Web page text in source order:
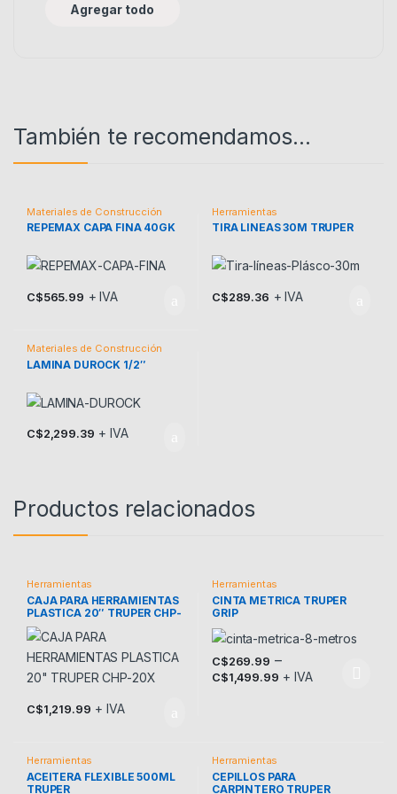
Agregar todo
También te recomendamos…
Materiales de Construcción
REPEMAX CAPA FINA 40GK
C$565.99 + IVA
Herramientas
TIRA LINEAS 30M TRUPER
C$289.36 + IVA
Materiales de Construcción
LAMINA DUROCK 1/2″
C$2,299.39 + IVA
Productos relacionados
Herramientas
CAJA PARA HERRAMIENTAS
PLASTICA 20″ TRUPER CHP-
20X
C$1,219.99 + IVA
Herramientas
CINTA METRICA TRUPER
GRIP
C$269.99 –
C$1,499.99 + IVA
Este producto tiene múltiples
Herramientas
ACEITERA FLEXIBLE 500ML
TRUPER
Herramientas
CEPILLOS PARA
CARPINTERO TRUPER